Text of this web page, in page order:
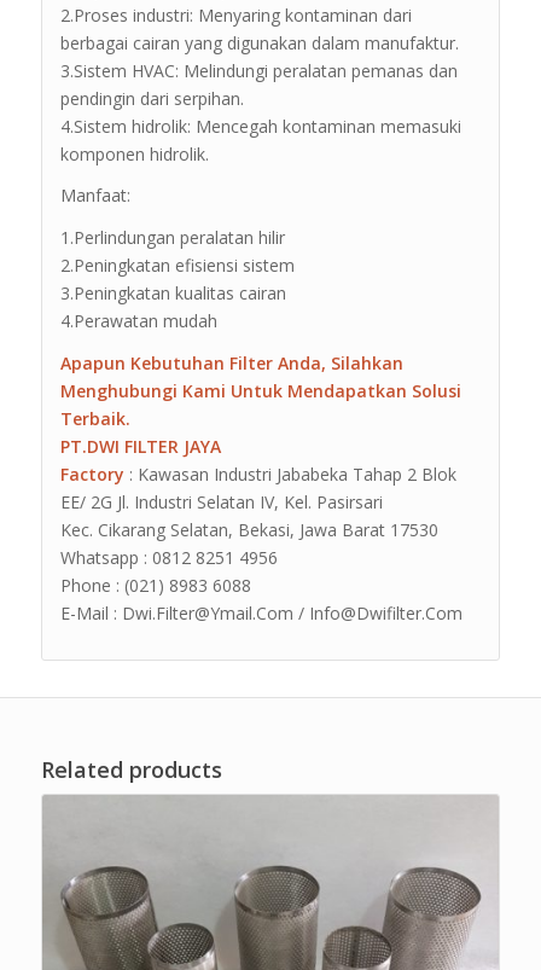
2.Proses industri: Menyaring kontaminan dari
berbagai cairan yang digunakan dalam manufaktur.
3.Sistem HVAC: Melindungi peralatan pemanas dan
pendingin dari serpihan.
4.Sistem hidrolik: Mencegah kontaminan memasuki
komponen hidrolik.
Manfaat:
1.Perlindungan peralatan hilir
2.Peningkatan efisiensi sistem
3.Peningkatan kualitas cairan
4.Perawatan mudah
Apapun Kebutuhan Filter Anda, Silahkan
Menghubungi Kami Untuk Mendapatkan Solusi
Terbaik.
PT.DWI FILTER JAYA
Factory : Kawasan Industri Jababeka Tahap 2 Blok
EE/ 2G Jl. Industri Selatan IV, Kel. Pasirsari
Kec. Cikarang Selatan, Bekasi, Jawa Barat 17530
Whatsapp : 0812 8251 4956
Phone : (021) 8983 6088
E-Mail : Dwi.Filter@Ymail.Com / Info@Dwifilter.Com
Related products